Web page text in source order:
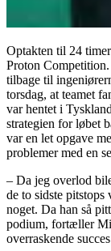
Optakten til 24
Proton
tilbage til
torsdag, at teamet
var hentet i
strategien for løbet
var en let opgave
problemer med en
– Da jeg overlod
de to sidste pitstops
noget. Da han så
podium, fortæller
overraskende